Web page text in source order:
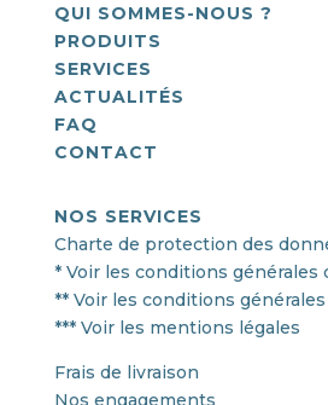
QUI SOMMES-NOUS ?
PRODUITS
SERVICES
ACTUALITÉS
FAQ
CONTACT
NOS SERVICES
Charte de protection des
* Voir les conditions générales
** Voir les conditions
*** Voir les mentions légales
Frais de livraison
Nos engagements